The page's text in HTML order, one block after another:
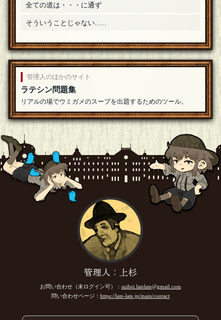
全ての道は・・・に通ず
そういうことじゃない......
管理人のほかのサイト
ラテシン問題集
リアルの場でウミガメのスープを出題するためのツール。
管理人：上杉
お問い合わせ（未ログイン可）： suihei.latelate@gmail.com
問い合わせページ： https://late-late.jp/main/contact